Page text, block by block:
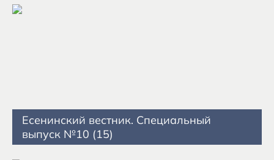
Есенинский вестник. Специальный
выпуск №10 (15)